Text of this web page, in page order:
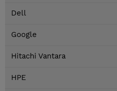
Dell
Google
Hitachi Vantara
HPE